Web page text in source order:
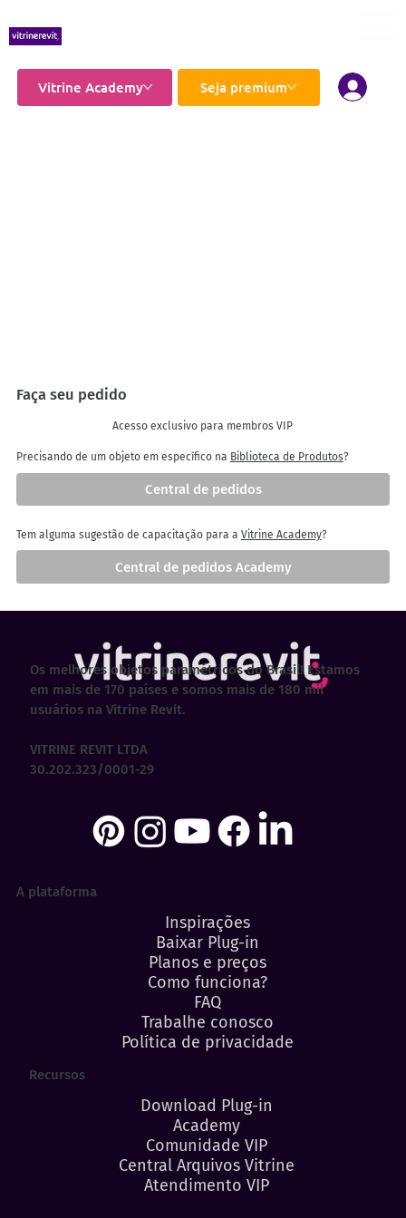
Vitrine Academy Seja premium
Faça seu pedido
Acesso exclusivo para membros VIP
Precisando de um objeto em específico na Biblioteca de Produtos?
Central de pedidos
Tem alguma sugestão de capacitação para a Vitrine Academy?
Central de pedidos Academy
A plataforma
Inspirações
Baixar Plug-in
Planos e preços
Como funciona?
FAQ
Trabalhe conosco
Política de privacidade
Recursos
Download Plug-in
Academy
Comunidade VIP
Central Arquivos Vitrine
Atendimento VIP
Os melhores objetos paramétricos do Brasil! Estamos
em mais de 170 países e somos mais de 180 mil
usuários na Vitrine Revit.
VITRINE REVIT LTDA
30.202.323/0001-29